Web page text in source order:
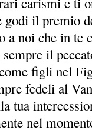
godi il premio
a noi che in te
il
figli nel
fedeli al
tua
nel